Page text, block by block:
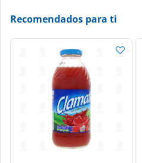
Recomendados para ti